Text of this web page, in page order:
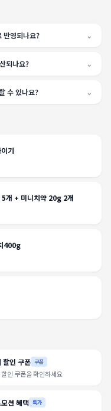
반영되나요? ⌄
되나요? ⌄
수 있나요? ⌄
기
개 + 미니치약 20g 2개
400g
할인 쿠폰 쿠폰
할인 쿠폰을 확인하세요
션 혜택 특가